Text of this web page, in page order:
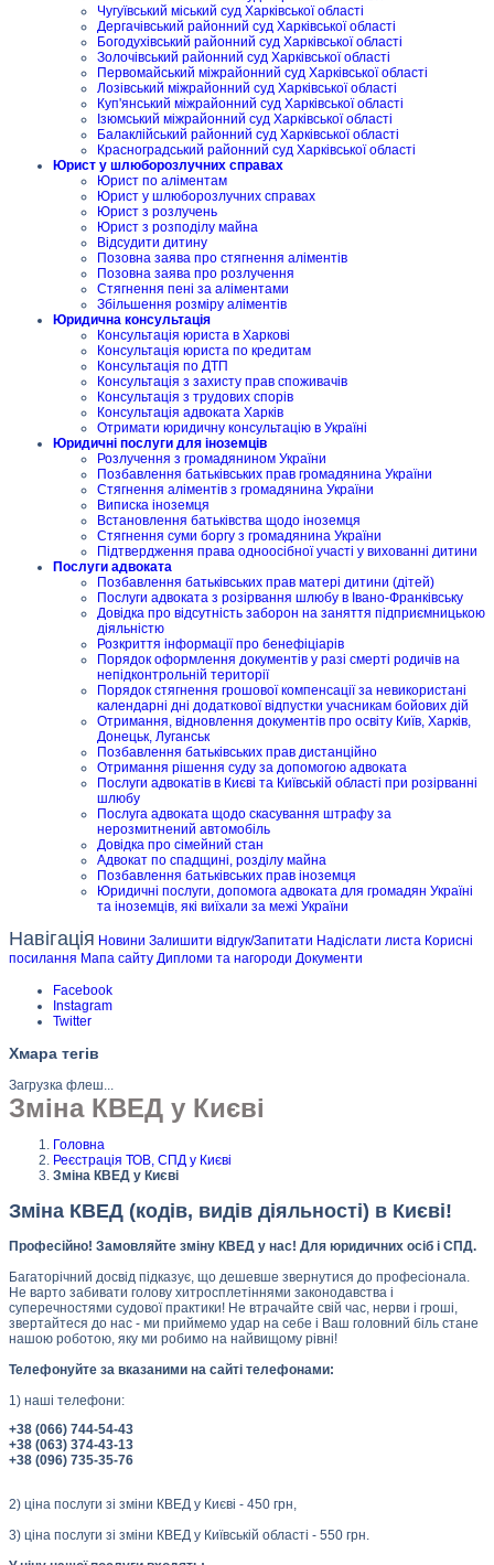
Чугуївський міський суд Харківської області
Дергачівський районний суд Харківської області
Богодухівський районний суд Харківської області
Золочівський районний суд Харківської області
Первомайський міжрайонний суд Харківської області
Лозівський міжрайонний суд Харківської області
Куп'янський міжрайонний суд Харківської області
Ізюмський міжрайонний суд Харківської області
Балаклійський районний суд Харківської області
Красноградський районний суд Харківської області
Юрист у шлюборозлучних справах
Юрист по аліментам
Юрист у шлюборозлучних справах
Юрист з розлучень
Юрист з розподілу майна
Відсудити дитину
Позовна заява про стягнення аліментів
Позовна заява про розлучення
Стягнення пені за аліментами
Збільшення розміру аліментів
Юридична консультація
Консультація юриста в Харкові
Консультація юриста по кредитам
Консультація по ДТП
Консультація з захисту прав споживачів
Консультація з трудових спорів
Консультація адвоката Харків
Отримати юридичну консультацію в Україні
Юридичні послуги для іноземців
Розлучення з громадянином України
Позбавлення батьківських прав громадянина України
Стягнення аліментів з громадянина України
Виписка іноземця
Встановлення батьківства щодо іноземця
Стягнення суми боргу з громадянина України
Підтвердження права одноосібної участі у вихованні дитини
Послуги адвоката
Позбавлення батьківських прав матері дитини (дітей)
Послуги адвоката з розірвання шлюбу в Івано-Франківську
Довідка про відсутність заборон на заняття підприємницькою
діяльністю
Розкриття інформації про бенефіціарів
Порядок оформлення документів у разі смерті родичів на
непідконтрольній території
Порядок стягнення грошової компенсації за невикористані
календарні дні додаткової відпустки учасникам бойових дій
Отримання, відновлення документів про освіту Київ, Харків,
Донецьк, Луганськ
Позбавлення батьківських прав дистанційно
Отримання рішення суду за допомогою адвоката
Послуги адвокатів в Києві та Київській області при розірванні
шлюбу
Послуга адвоката щодо скасування штрафу за
нерозмитнений автомобіль
Довідка про сімейний стан
Адвокат по спадщині, розділу майна
Позбавлення батьківських прав іноземця
Юридичні послуги, допомога адвоката для громадян Україні
та іноземців, які виїхали за межі України
Навігація Новини Залишити відгук/Запитати Надіслати листа Корисні
посилання Мапа сайту Дипломи та нагороди Документи
Facebook
Instagram
Twitter
Хмара тегів
Загрузка флеш...
Зміна КВЕД у Києві
Головна
Реєстрація ТОВ, СПД у Києві
Зміна КВЕД у Києві
Зміна КВЕД (кодів, видів діяльності) в Києві!
Професійно! Замовляйте зміну КВЕД у нас! Для юридичних осіб і СПД.
Багаторічний досвід підказує, що дешевше звернутися до професіонала.
Не варто забивати голову хитросплетіннями законодавства і
суперечностями судової практики! Не втрачайте свій час, нерви і гроші,
звертайтеся до нас - ми приймемо удар на себе і Ваш головний біль стане
нашою роботою, яку ми робимо на найвищому рівні!
Телефонуйте за вказаними на сайті телефонами:
1) наші телефони:
+38 (066) 744-54-43
+38 (063) 374-43-13
+38 (096) 735-35-76
2) ціна послуги зі зміни КВЕД у Києві - 450 грн,
3) ціна послуги зі зміни КВЕД у Київській області - 550 грн.